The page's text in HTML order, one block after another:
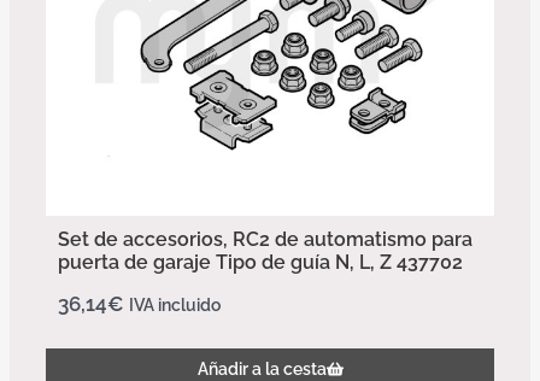
Set de accesorios, RC2 de automatismo para
puerta de garaje Tipo de guía N, L, Z 437702
36,14€ IVA incluido
Añadir a la cesta